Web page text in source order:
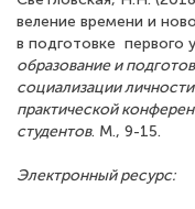
веление времени и
в подготовке первого
образование и
социализации
практической
студентов. М., 9-15.
Электронный ресурс: